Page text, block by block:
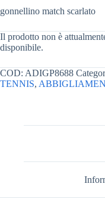
gonnellino match scarlato
Il prodotto non è
disponibile.
COD: ADIGP8688
TENNIS,